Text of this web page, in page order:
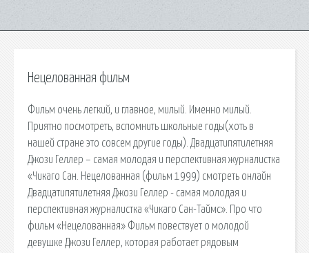
Нецелованная фильм
Фильм очень легкий, и главное, милый. Именно милый.
Приятно посмотреть, вспомнить школьные годы(хоть в
нашей стране это совсем другие годы). Двадцатипятилетняя
Джози Геллер – самая молодая и перспективная журналистка
«Чикаго Сан. Нецелованная (фильм 1999) смотреть онлайн
Двадцатипятилетняя Джози Геллер - самая молодая и
перспективная журналистка «Чикаго Сан-Таймс». Про что
фильм «Нецелованная» Фильм повествует о молодой
девушке Джози Геллер, которая работает рядовым